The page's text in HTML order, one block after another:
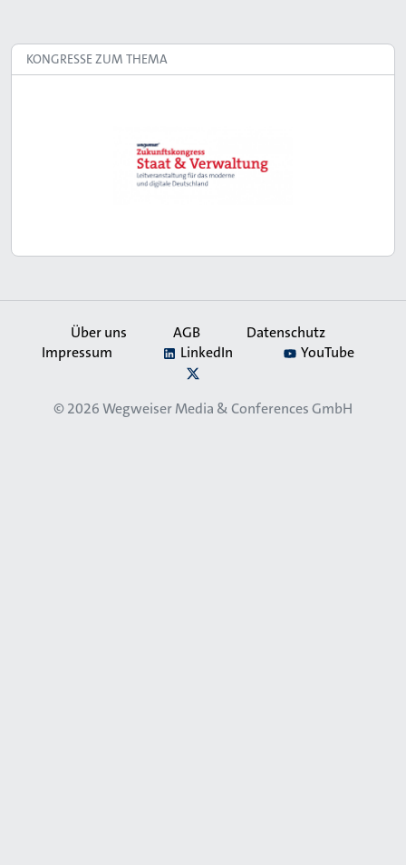
KONGRESSE ZUM THEMA
Secondary
Über uns AGB
Datenschutz
Impressum
LinkedIn
YouTube
© 2026Wegweiser Media & Conferences GmbH